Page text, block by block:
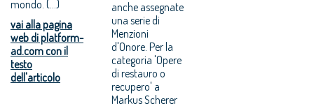
mondo. (...)
vai alla pagina
web di platform-
ad.com con il
testo
dell'articolo
anche assegnate
una serie di
Menzioni
d'Onore. Per la
categoria 'Opere
di restauro o
recupero' a
Markus Scherer